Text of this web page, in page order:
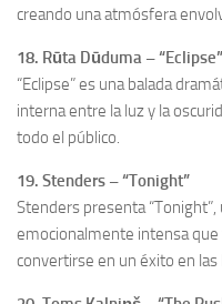
creando una atmósfera
18. Rūta Dūduma – “Eclipse”
“Eclipse” es una balada
interna entre la luz y la
todo el público.
19. Stenders – “Tonight”
Stenders presenta “Tonight”,
emocionalmente intensa
convertirse en un éxito en las